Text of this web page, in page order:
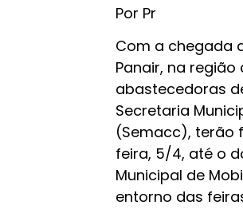
Por Pr
Com a chegada
Panair, na
abastecedoras
Secretaria
(Semacc), terão
feira, 5/4, até o
Municipal de
entorno das